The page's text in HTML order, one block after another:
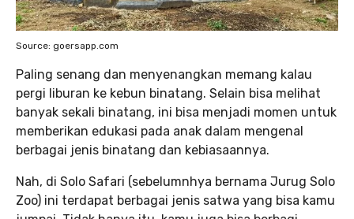
Source: goersapp.com
Paling senang dan menyenangkan memang kalau
pergi liburan ke kebun binatang. Selain bisa melihat
banyak sekali binatang, ini bisa menjadi momen untuk
memberikan edukasi pada anak dalam mengenal
berbagai jenis binatang dan kebiasaannya.
Nah, di Solo Safari (sebelumnhya bernama Jurug Solo
Zoo) ini terdapat berbagai jenis satwa yang bisa kamu